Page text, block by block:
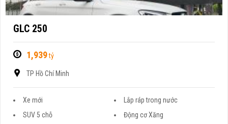
GLC 250
1,939tỷ
TP Hồ Chí Minh
Xe mới
Lắp ráp trong nước
SUV 5 chỗ
Động cơ Xăng